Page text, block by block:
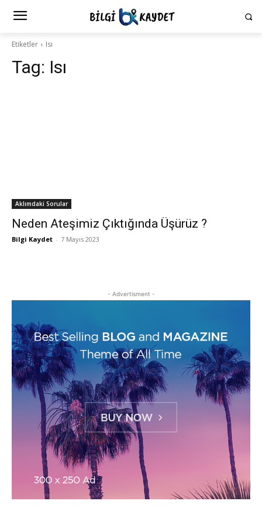
Etiketler Isı
Tag: Isı
Aklımdaki Sorular
Neden Ateşimiz Çıktığında Üşürüz ?
Bilgi Kaydet - 7 Mayıs 2023
- Advertisment -